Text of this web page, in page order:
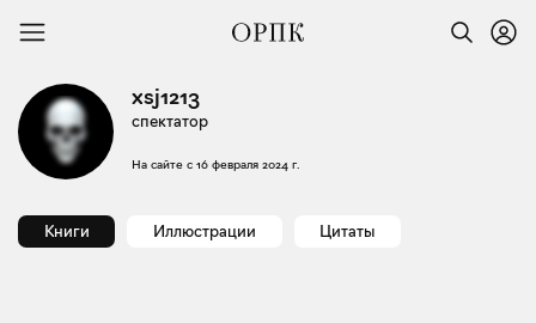
xsj1213
спектатор
На сайте с 16 февраля 2024 г.
Книги Иллюстрации Цитаты